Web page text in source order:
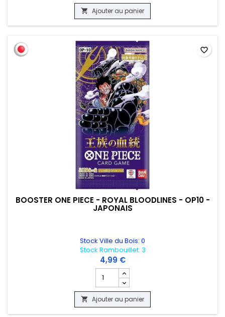
 Ajouter au panier
BOOSTER ONE PIECE - ROYAL BLOODLINES - OP10 -
JAPONAIS
Stock Ville du Bois: 0
Stock Rambouillet: 3
4,99 €
Champ quantité du produit BOOSTER
 Ajouter au panier
favorite_border